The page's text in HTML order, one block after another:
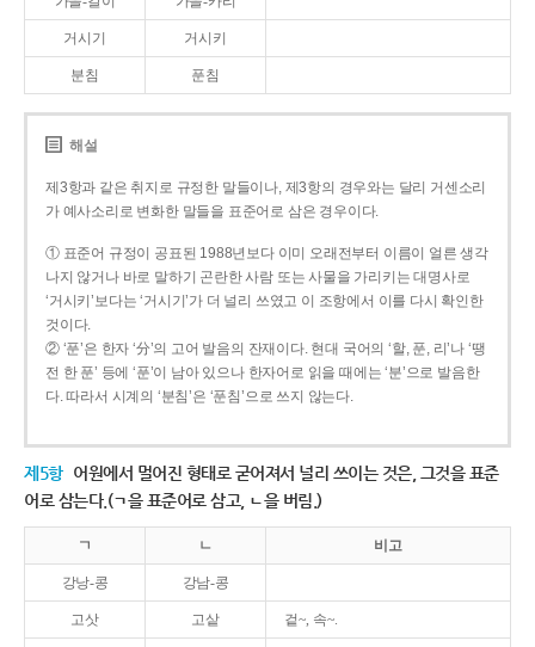
거시기 거시키
분침 푼침
해설
제3항과 같은 취지로 규정한 말들이나, 제3항의 경우와는 달리 거센소리
가 예사소리로 변화한 말들을 표준어로 삼은 경우이다.
① 표준어 규정이 공표된 1988년보다 이미 오래전부터 이름이 얼른 생각
나지 않거나 바로 말하기 곤란한 사람 또는 사물을 가리키는 대명사로
‘거시키’보다는 ‘거시기’가 더 널리 쓰였고 이 조항에서 이를 다시 확인한
것이다.
② ‘푼’은 한자 ‘分’의 고어 발음의 잔재이다. 현대 국어의 ‘할, 푼, 리’나 ‘땡
전 한 푼’ 등에 ‘푼’이 남아 있으나 한자어로 읽을 때에는 ‘분’으로 발음한
다. 따라서 시계의 ‘분침’은 ‘푼침’으로 쓰지 않는다.
제5항 어원에서 멀어진 형태로 굳어져서 널리 쓰이는 것은, 그것을 표준
어로 삼는다.(ㄱ을 표준어로 삼고, ㄴ을 버림.)
ㄱ ㄴ 비고
강낭-콩 강남-콩
고삿 고샅 겉~, 속~.